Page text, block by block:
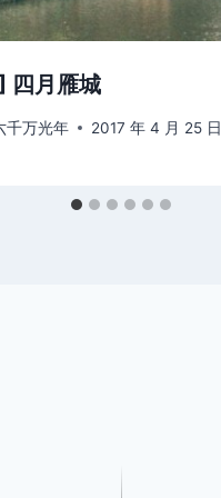
四月雁城
千万光年 2017 年 4 月 25 日